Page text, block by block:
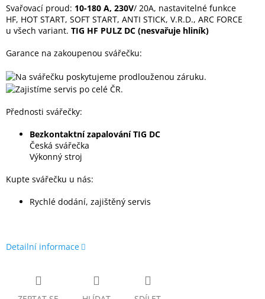
Svařovací proud: 10-180 A, 230V/ 20A, nastavitelné funkce
HF, HOT START, SOFT START, ANTI STICK, V.R.D., ARC FORCE
u všech variant. TIG HF PULZ DC (nesvařuje hliník)
Garance na zakoupenou svářečku:
Přednosti svářečky:
Bezkontaktní zapalování TIG DC
Česká svářečka
Výkonný stroj
Kupte svářečku u nás:
Rychlé dodání, zajištěný servis
Detailní informace